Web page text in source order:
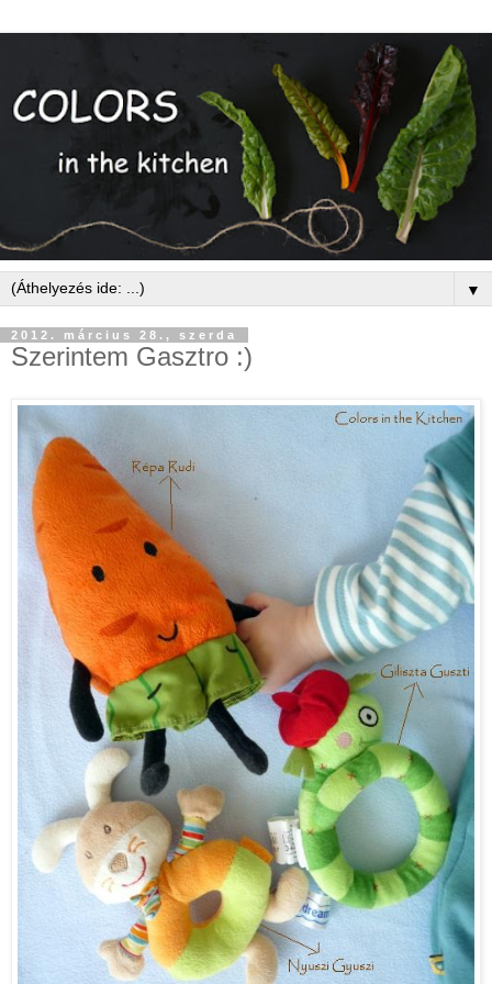
▼
2012. március 28., szerda
Szerintem Gasztro :)